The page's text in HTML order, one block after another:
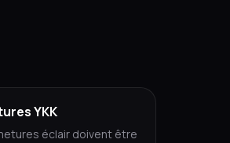
YKK
éclair doivent être